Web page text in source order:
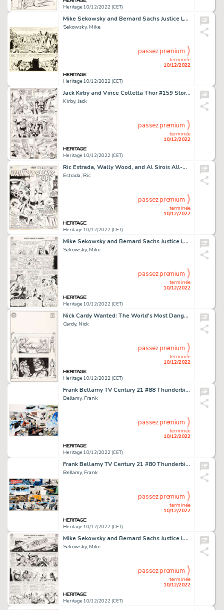
Heritage 10/12/2022 (CET)
Mike Sekowsky and Bernard Sachs Justice League of America #22 JLA/JSA Story Page 25 Original Art (DC, 1963)....
Sekowsky, Mike
Heritage 10/12/2022 (CET)
terminée
10/12/2022
passez premium
Jack Kirby and Vince Colletta Thor #159 Story Page 16 Original Art (Marvel, 1968)....
Kirby, Jack
Heritage 10/12/2022 (CET)
terminée
10/12/2022
passez premium
Ric Estrada, Wally Wood, and Al Sirois All-Star Comics #59 Splash Page 1 Original Art (DC, 1976)....
Estrada, Ric
Heritage 10/12/2022 (CET)
terminée
10/12/2022
passez premium
Mike Sekowsky and Bernard Sachs Justice League of America #22 JLA/JSA Story Page 21 Original Art (DC, 1963)....
Sekowsky, Mike
Heritage 10/12/2022 (CET)
terminée
10/12/2022
passez premium
Nick Cardy Wanted: The World's Most Dangerous Villains #8 Cover Original Art (DC, 1973)....
Cardy, Nick
Heritage 10/12/2022 (CET)
terminée
10/12/2022
passez premium
Frank Bellamy TV Century 21 #88 Thunderbirds Complete 2-Page Story Original Art (Century 21 Publications, 1966)....
Bellamy, Frank
Heritage 10/12/2022 (CET)
terminée
10/12/2022
passez premium
Frank Bellamy TV Century 21 #80 Thunderbirds Complete 2-Page Story Original Art (Century 21 Publications, 1966)....
Bellamy, Frank
Heritage 10/12/2022 (CET)
terminée
10/12/2022
passez premium
Mike Sekowsky and Bernard Sachs Justice League of America #22 JLA/JSA Story Page 22 Original Art (DC, 1963)....
Sekowsky, Mike
Heritage 10/12/2022 (CET)
terminée
10/12/2022
passez premium